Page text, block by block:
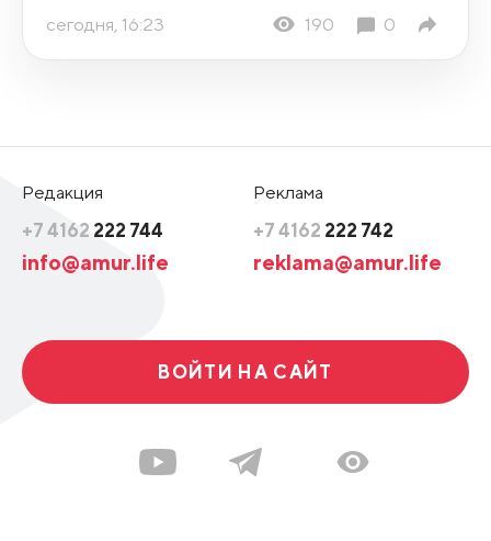
сегодня, 16:23 190 0
Редакция
+7 4162 222 744
info@amur.life
Реклама
+7 4162 222 742
reklama@amur.life
ВОЙТИ НА САЙТ